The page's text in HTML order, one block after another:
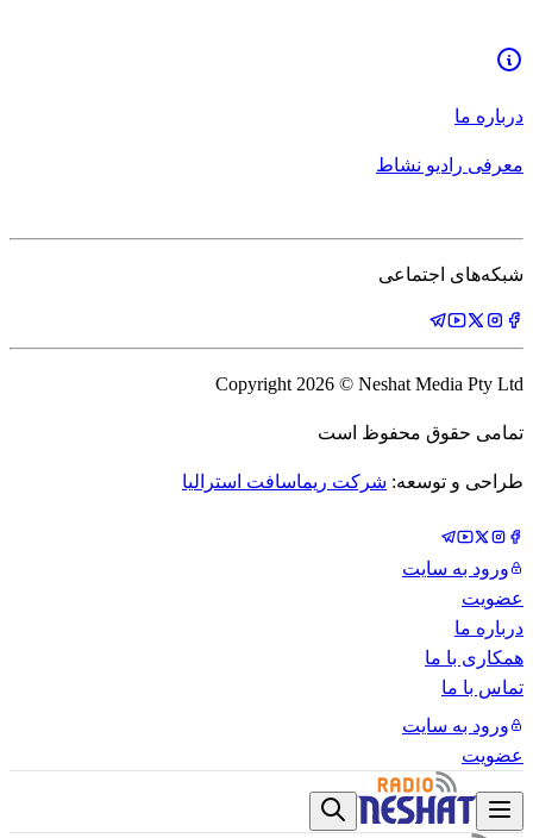
درباره ما
معرفی رادیو نشاط
شبکه‌های اجتماعی
Copyright 2026 © Neshat Media Pty Ltd
تمامی حقوق محفوظ است
طراحی و توسعه: شرکت ریماسافت استرالیا
ورود به سایت
عضویت
درباره ما
همکاری با ما
تماس با ما
ورود به سایت
عضویت